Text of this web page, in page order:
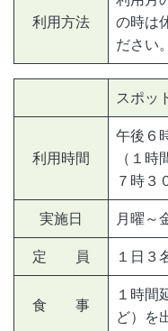
利用方法
の時は
ださい。
スポッ
利用時間
午後６
（１
７時３
実施日 月曜～
定 員 １日３
食 事
１時間
ど）を